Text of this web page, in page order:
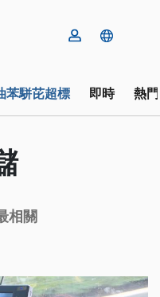
苯駢芘超標 即時 熱
相關